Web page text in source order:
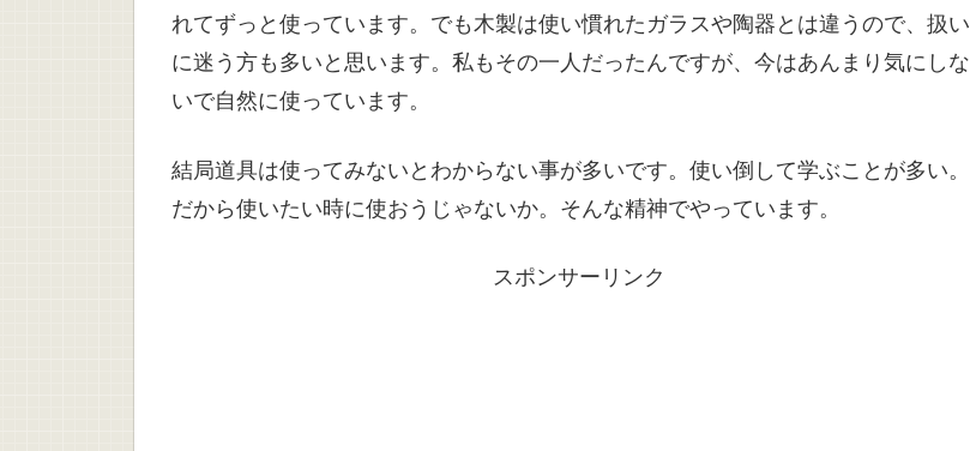
れてずっと使っています。でも木製は使い慣れたガラスや陶器とは違うので、扱い
に迷う方も多いと思います。私もその一人だったんですが、今はあんまり気にしな
いで自然に使っています。
結局道具は使ってみないとわからない事が多いです。使い倒して学ぶことが多い。
だから使いたい時に使おうじゃないか。そんな精神でやっています。
スポンサーリンク